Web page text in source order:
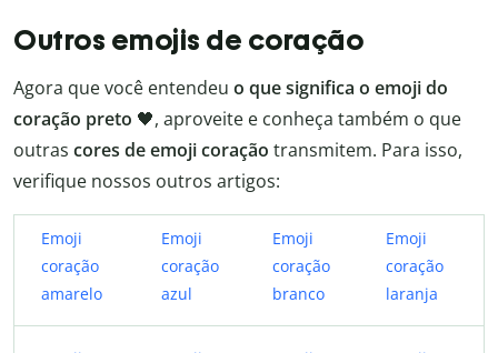
Outros emojis de coração
Agora que você entendeu o que significa o emoji do
coração preto 🖤, aproveite e conheça também o que
outras cores de emoji coração transmitem. Para isso,
verifique nossos outros artigos:
Emoji
coração
amarelo
Emoji
coração
azul
Emoji
coração
branco
Emoji
coração
laranja